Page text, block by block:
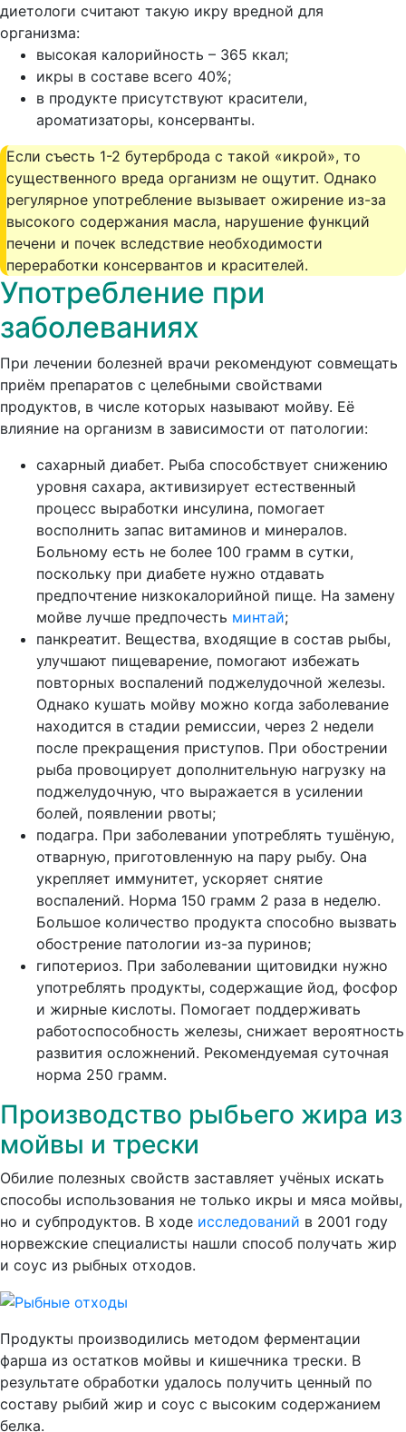
диетологи считают такую икру вредной для
организма:
высокая калорийность – 365 ккал;
икры в составе всего 40%;
в продукте присутствуют красители,
ароматизаторы, консерванты.
Если съесть 1-2 бутерброда с такой «икрой», то
существенного вреда организм не ощутит. Однако
регулярное употребление вызывает ожирение из-за
высокого содержания масла, нарушение функций
печени и почек вследствие необходимости
переработки консервантов и красителей.
Употребление при
заболеваниях
При лечении болезней врачи рекомендуют совмещать
приём препаратов с целебными свойствами
продуктов, в числе которых называют мойву. Её
влияние на организм в зависимости от патологии:
сахарный диабет. Рыба способствует снижению
уровня сахара, активизирует естественный
процесс выработки инсулина, помогает
восполнить запас витаминов и минералов.
Больному есть не более 100 грамм в сутки,
поскольку при диабете нужно отдавать
предпочтение низкокалорийной пище. На замену
мойве лучше предпочесть минтай;
панкреатит. Вещества, входящие в состав рыбы,
улучшают пищеварение, помогают избежать
повторных воспалений поджелудочной железы.
Однако кушать мойву можно когда заболевание
находится в стадии ремиссии, через 2 недели
после прекращения приступов. При обострении
рыба провоцирует дополнительную нагрузку на
поджелудочную, что выражается в усилении
болей, появлении рвоты;
подагра. При заболевании употреблять тушёную,
отварную, приготовленную на пару рыбу. Она
укрепляет иммунитет, ускоряет снятие
воспалений. Норма 150 грамм 2 раза в неделю.
Большое количество продукта способно вызвать
обострение патологии из-за пуринов;
гипотериоз. При заболевании щитовидки нужно
употреблять продукты, содержащие йод, фосфор
и жирные кислоты. Помогает поддерживать
работоспособность железы, снижает вероятность
развития осложнений. Рекомендуемая суточная
норма 250 грамм.
Производство рыбьего жира из
мойвы и трески
Обилие полезных свойств заставляет учёных искать
способы использования не только икры и мяса мойвы,
но и субпродуктов. В ходе исследований в 2001 году
норвежские специалисты нашли способ получать жир
и соус из рыбных отходов.
Продукты производились методом ферментации
фарша из остатков мойвы и кишечника трески. В
результате обработки удалось получить ценный по
составу рыбий жир и соус с высоким содержанием
белка.